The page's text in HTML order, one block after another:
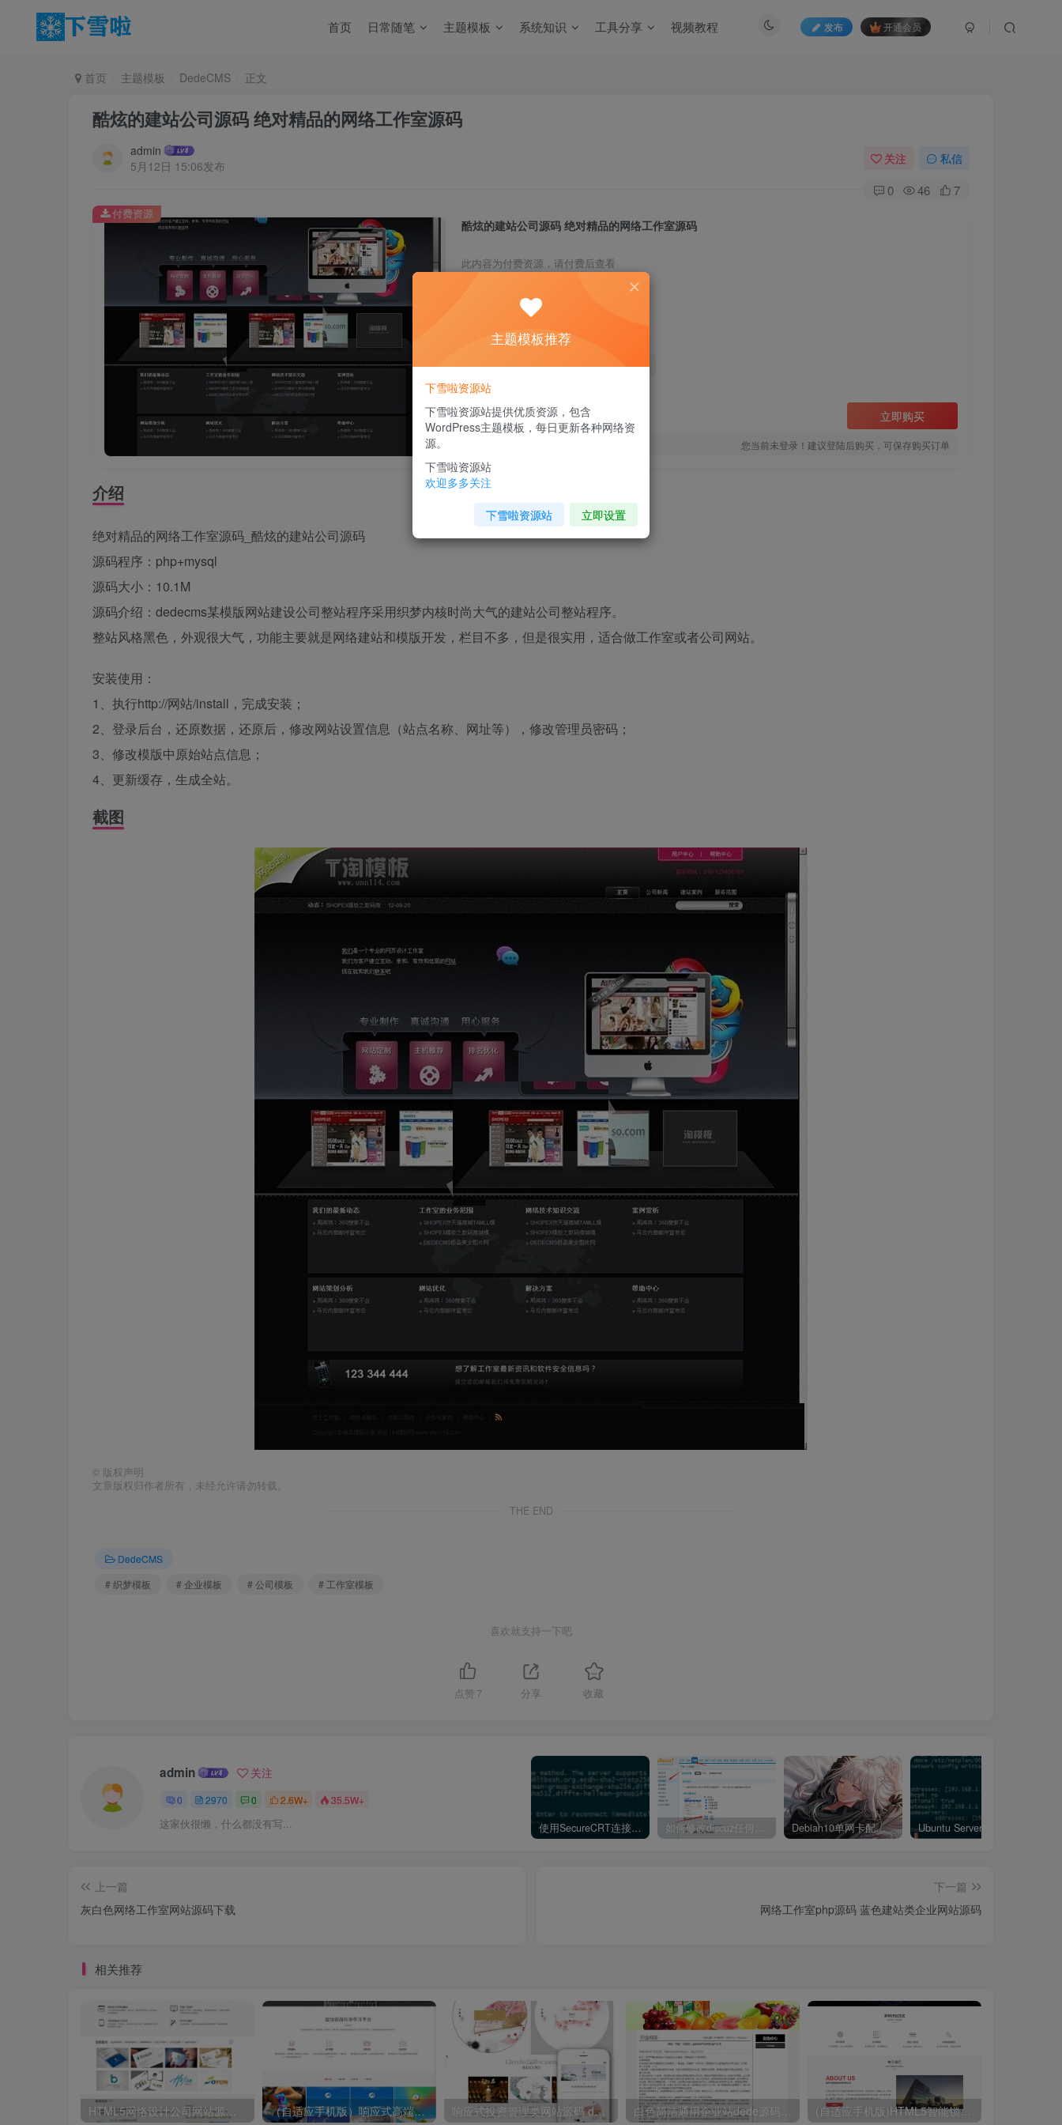
发布 开通会员
首页 日常随笔 主题模板 系统知识 工具分享 视频教程
首页 主题模板 DedeCMS 正文
酷炫的建站公司源码 绝对精品的网络工作室源码
admin
5月12日 15:06发布
关注 私信
0 46 7
酷炫的建站公司源码 绝对精品的网络工作室源码
此内容为付费资源，请付费后查看
0.01
黄金会员免费 钻石会员免费
立即购买
您当前未登录！建议登陆后购买，可保存购买订单
付费资源
介绍
绝对精品的网络工作室源码_酷炫的建站公司源码
源码程序：php+mysql
源码大小：10.1M
源码介绍：dedecms某模版网站建设公司整站程序采用织梦内核时尚大气的建站公司整站程序。
整站风格黑色，外观很大气，功能主要就是网络建站和模版开发，栏目不多，但是很实用，适合做工作室或者公司网站。
安装使用：
1、执行http://网站/install，完成安装；
2、登录后台，还原数据，还原后，修改网站设置信息（站点名称、网址等），修改管理员密码；
3、修改模版中原始站点信息；
4、更新缓存，生成全站。
截图
© 版权声明
文章版权归作者所有，未经允许请勿转载。
THE END
DedeCMS
# 织梦模板
# 企业模板 # 公司模板 # 工作室模板
喜欢就支持一下吧
点赞 7 分享 收藏
admin 关注
0 2970 0 2.6W+ 35.5W+
这家伙很懒，什么都没有写... 使用SecureCRT连接Ubuntu20.04报错：Key exchange failed. No compatible key exchange method. 如何修改discuz任何模板的编辑器默认字体类型和默认字体大小 Debian10单网卡配置两个IP地址
上一篇
灰白色网络工作室网站源码下载
下一篇
网络工作室php源码 蓝色建站类企业网站源码
相关推荐
HTML5网络设计公司网站源码 织梦dedecms整站模板 （自适应手机版）响应式高端精美企业工作室网站源码 dede织梦模板 响应式投资管理类网站源码 dedecms织梦模板(自适应手机端) 白色简洁通用企业站dede源码 织梦通用网站源码下载 (自适应手机版)HTML5智能锁具电子产品研发类网站源码 响应式电子智能锁网站织梦模板
主题模板推荐
下雪啦资源站
下雪啦资源站提供优质资源，包含
WordPress主题模板，每日更新各种网络资
源。
下雪啦资源站
欢迎多多关注
下雪啦资源站 立即设置